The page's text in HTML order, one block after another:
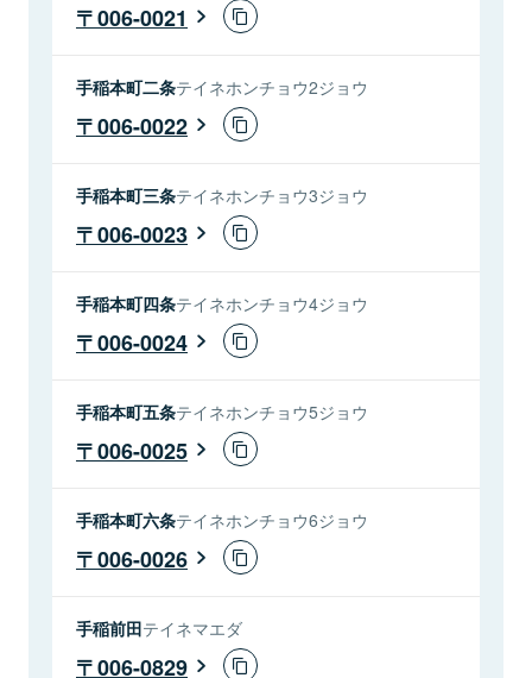
006-0021
手稲本町二条テイネホンチョウ2ジョウ
006-0022
手稲本町三条テイネホンチョウ3ジョウ
006-0023
手稲本町四条テイネホンチョウ4ジョウ
006-0024
手稲本町五条テイネホンチョウ5ジョウ
006-0025
手稲本町六条テイネホンチョウ6ジョウ
006-0026
手稲前田テイネマエダ
006-0829